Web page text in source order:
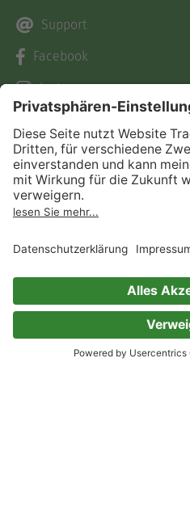
Support
Facebook
Instagram
Pinterest
TikTok
Kunden
Preise
Skoobe App
Geschenkgutscheine